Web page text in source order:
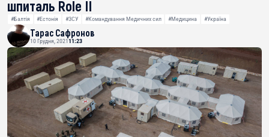
шпиталь Role II
#Балтія #Естонія #ЗСУ #Командування Медичних сил #Медицина #Україна
Тарас Сафронов
10 Грудня, 202111:23